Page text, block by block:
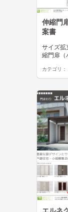
伸縮門
案書
サイズ拡
縮門扉（
カテゴリ：
エルネ